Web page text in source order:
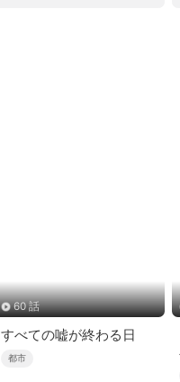
60 話
すべての嘘が終わる日
都市